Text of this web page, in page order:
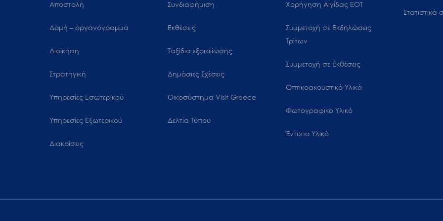
Αποστολή
Δομή – οργανόγραμμα
Διοίκηση
Στρατηγική
Υπηρεσίες Εσωτερικού
Υπηρεσίες Εξωτερικού
Διακρίσεις
Συνδιαφήμιση
Εκθέσεις
Ταξίδια εξοικείωσης
Δημόσιες Σχέσεις
Oικοσύστημα Visit Greece
Δελτία Τύπου
Χορήγηση Αιγίδας ΕΟΤ
Συμμετοχή σε Εκδηλώσεις
Τρίτων
Συμμετοχή σε Εκθέσεις
Οπτικοακουστικό Υλικό
Φωτογραφικό Υλικό
Έντυπο Υλικό
Στατιστικά